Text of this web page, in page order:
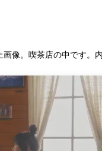
像。喫茶店の中です。